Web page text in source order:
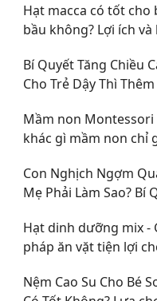
Hạt macca có tốt cho
bầu không? Lợi ích và
Bí Quyết Tăng Chiều
Cho Trẻ Dậy Thì
Mầm non Montessori
khác gì mầm non chỉ
Con Nghịch Ngợm
Mẹ Phải Làm Sao? Bí
Không Cần La Hét
Hạt dinh dưỡng mix -
pháp ăn vặt tiện lợi
Nệm Cao Su Cho Bé